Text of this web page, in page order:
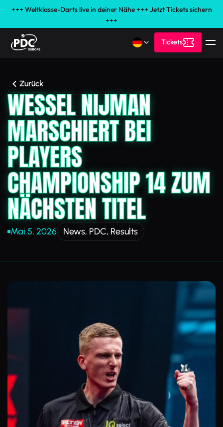
+++ Weltklasse-Darts live in deiner Nähe +++ Jetzt Tickets sichern
+++
Tickets
Zurück
WESSEL NIJMAN
MARSCHIERT BEI
PLAYERS
CHAMPIONSHIP 14 ZUM
NÄCHSTEN TITEL
Mai 5, 2026 News, PDC, Results